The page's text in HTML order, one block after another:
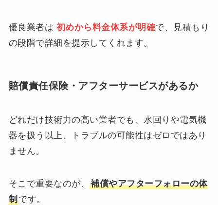
優良業者は 初めから料金体系が明確で、見積もり
の段階で詳細を提示してくれます。
賠償責任保険・アフターサービスがあるか
どれだけ技術力の高い業者でも、水回りや電気機
器を扱う以上、トラブルの可能性はゼロではあり
ません。
そこで重要なのが、補償やアフターフォローの体
制です。